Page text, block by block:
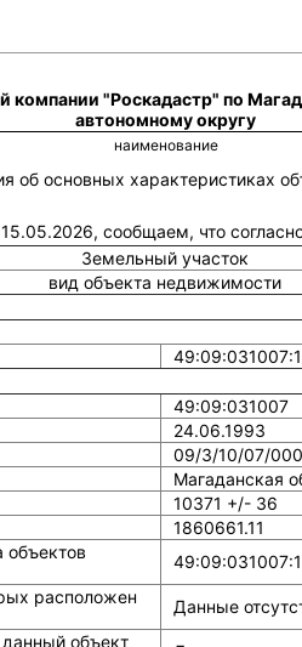
компании "Роскадастр" по
автономному округу
наименование
об основных характеристиках
сообщаем, что
Земельный участок
вид объекта недвижимости
49:09:031007
24.06.1993
09/3/10/07/
Магаданская
10371 +/- 36
1860661.11
объектов
расположен
Данные
объект